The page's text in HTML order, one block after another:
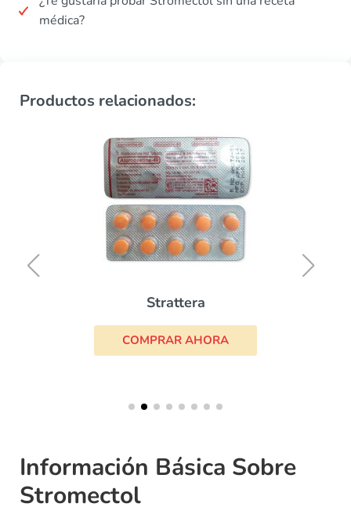
médica?
Productos relacionados:
Strattera
COMPRAR AHORA
Información Básica Sobre
Stromectol